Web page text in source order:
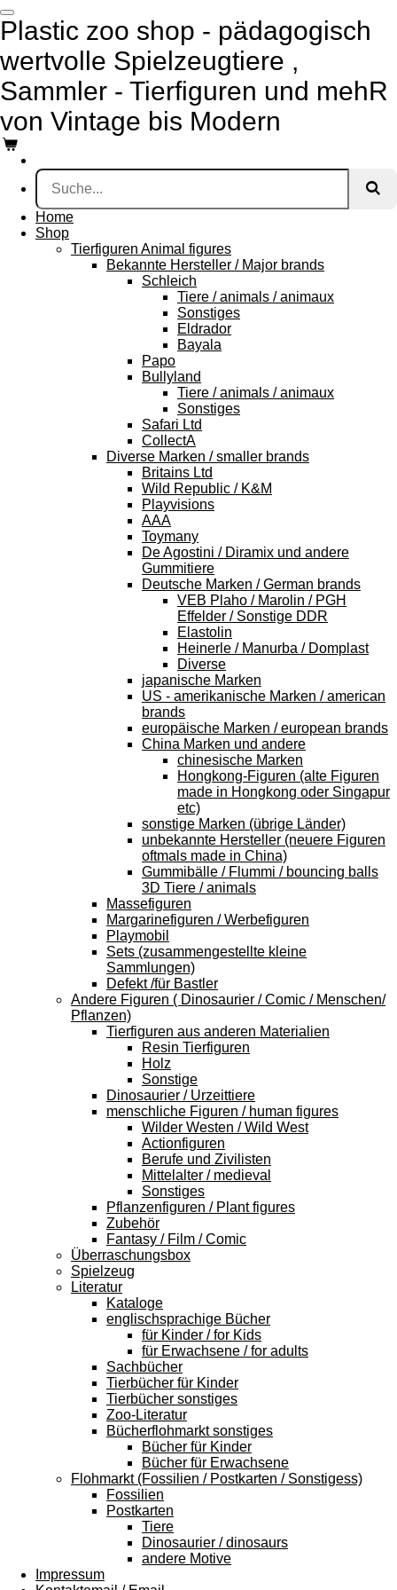
Zum
Hauptinhalt
Plastic zoo shop - pädagogisch
wertvolle Spielzeugtiere ,
Sammler - Tierfiguren und mehR
von Vintage bis Modern
Home
Shop
Tierfiguren Animal figures
Bekannte Hersteller / Major brands
Schleich
Tiere / animals / animaux
Sonstiges
Eldrador
Bayala
Papo
Bullyland
Tiere / animals / animaux
Sonstiges
Safari Ltd
CollectA
Diverse Marken / smaller brands
Britains Ltd
Wild Republic / K&M
Playvisions
AAA
Toymany
De Agostini / Diramix und andere
Gummitiere
Deutsche Marken / German brands
VEB Plaho / Marolin / PGH
Effelder / Sonstige DDR
Elastolin
Heinerle / Manurba / Domplast
Diverse
japanische Marken
US - amerikanische Marken / american
brands
europäische Marken / european brands
China Marken und andere
chinesische Marken
Hongkong-Figuren (alte Figuren
made in Hongkong oder Singapur
etc)
sonstige Marken (übrige Länder)
unbekannte Hersteller (neuere Figuren
oftmals made in China)
Gummibälle / Flummi / bouncing balls
3D Tiere / animals
Massefiguren
Margarinefiguren / Werbefiguren
Playmobil
Sets (zusammengestellte kleine
Sammlungen)
Defekt /für Bastler
Andere Figuren ( Dinosaurier / Comic / Menschen/
Pflanzen)
Tierfiguren aus anderen Materialien
Resin Tierfiguren
Holz
Sonstige
Dinosaurier / Urzeittiere
menschliche Figuren / human figures
Wilder Westen / Wild West
Actionfiguren
Berufe und Zivilisten
Mittelalter / medieval
Sonstiges
Pflanzenfiguren / Plant figures
Zubehör
Fantasy / Film / Comic
Überraschungsbox
Spielzeug
Literatur
Kataloge
englischsprachige Bücher
für Kinder / for Kids
für Erwachsene / for adults
Sachbücher
Tierbücher für Kinder
Tierbücher sonstiges
Zoo-Literatur
Bücherflohmarkt sonstiges
Bücher für Kinder
Bücher für Erwachsene
Flohmarkt (Fossilien / Postkarten / Sonstigess)
Fossilien
Postkarten
Tiere
Dinosaurier / dinosaurs
andere Motive
Impressum